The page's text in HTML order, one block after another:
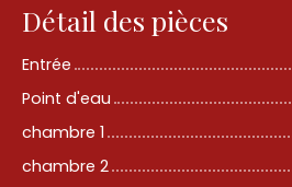
Détail des pièces
Entrée
Point d'eau
chambre 1
chambre 2